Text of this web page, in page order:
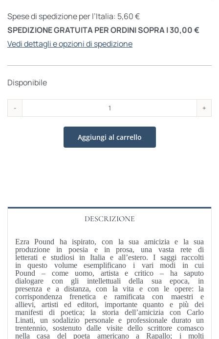
Spese di spedizione per l’Italia: 5,60 €
SPEDIZIONE GRATUITA PER ORDINI SOPRA I 30,00 €
Vedi dettagli e opzioni di spedizione
Disponibile
La
libertà
dell'intelligenza
Aggiungi al carrello
DESCRIZIONE
Ezra Pound ha ispirato, con la sua amicizia e la sua
produzione in poesia e in prosa, una vasta rete di
letterati e studiosi in Italia e all’estero. I saggi raccolti
in questo volume esemplificano i vari modi in cui
Pound – come uomo, artista e critico – ha saputo
dialogare con gli intellettuali della sua epoca, in
presenza e a distanza, con la vita e con le opere: la
corrispondenza frenetica e ramificata con maestri e
allievi, artisti ed editori, importante quanto e più dei
manifesti di poetica; la storia dell’amicizia con Carlo
Linati, un sodalizio personale e professionale durato un
trentennio, sostenuto dalle visite dello scrittore comasco
nella casa del poeta americano a Rapallo; i molti